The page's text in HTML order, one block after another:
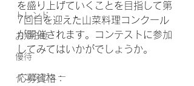
トレンド
お知らせ
優待
インタビュー
を盛り上げていくことを目指して第
7回目を迎えた山菜料理コンクール
が開催されます。コンテストに参加
してみてはいかがでしょうか。
応募資格：